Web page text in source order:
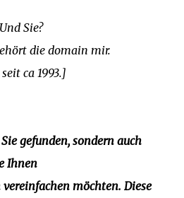
Sie?
die domain mir.
ca 1993.]
gefunden, sondern auch
Ihnen
möchten. Diese